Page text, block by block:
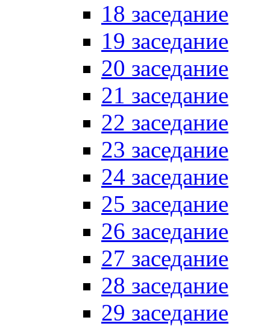
18 заседание
19 заседание
20 заседание
21 заседание
22 заседание
23 заседание
24 заседание
25 заседание
26 заседание
27 заседание
28 заседание
29 заседание